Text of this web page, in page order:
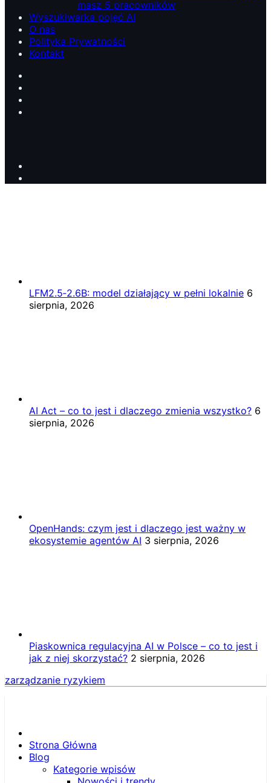
masz 5 pracowników
Wyszukiwarka pojęć AI
O nas
Polityka Prywatności
Kontakt
LFM2.5‑2.6B: model działający w pełni lokalnie 6
sierpnia, 2026
AI Act – co to jest i dlaczego zmienia wszystko? 6
sierpnia, 2026
OpenHands: czym jest i dlaczego jest ważny w
ekosystemie agentów AI 3 sierpnia, 2026
Piaskownica regulacyjna AI w Polsce – co to jest i
jak z niej skorzystać? 2 sierpnia, 2026
zarządzanie ryzykiem
Strona Główna
Blog
Kategorie wpisów